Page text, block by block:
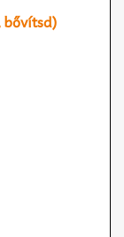
bővítsd)